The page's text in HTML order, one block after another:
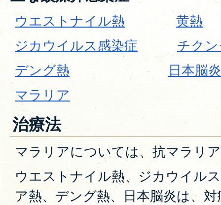
ウエストナイル熱
黄熱
ジカウイルス感染症
チク
デング熱
日本脳炎
マラリア
治療法
マラリアについては、抗マラリ
ウエストナイル熱、ジカウイル
ア熱、デング熱、日本脳炎は、